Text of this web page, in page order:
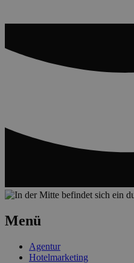
Menü
Agentur
Hotelmarketing